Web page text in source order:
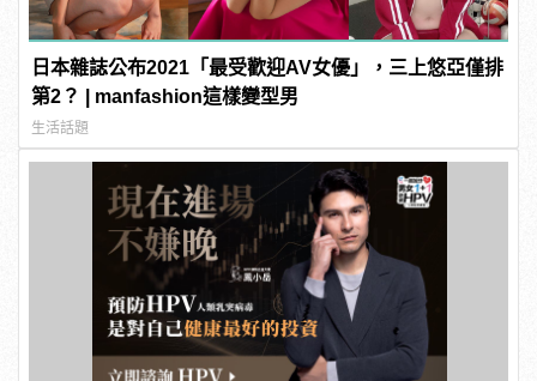
日本雜誌公布2021「最受歡迎AV女優」，三上悠亞僅排
第2？ | manfashion這樣變型男
生活話題